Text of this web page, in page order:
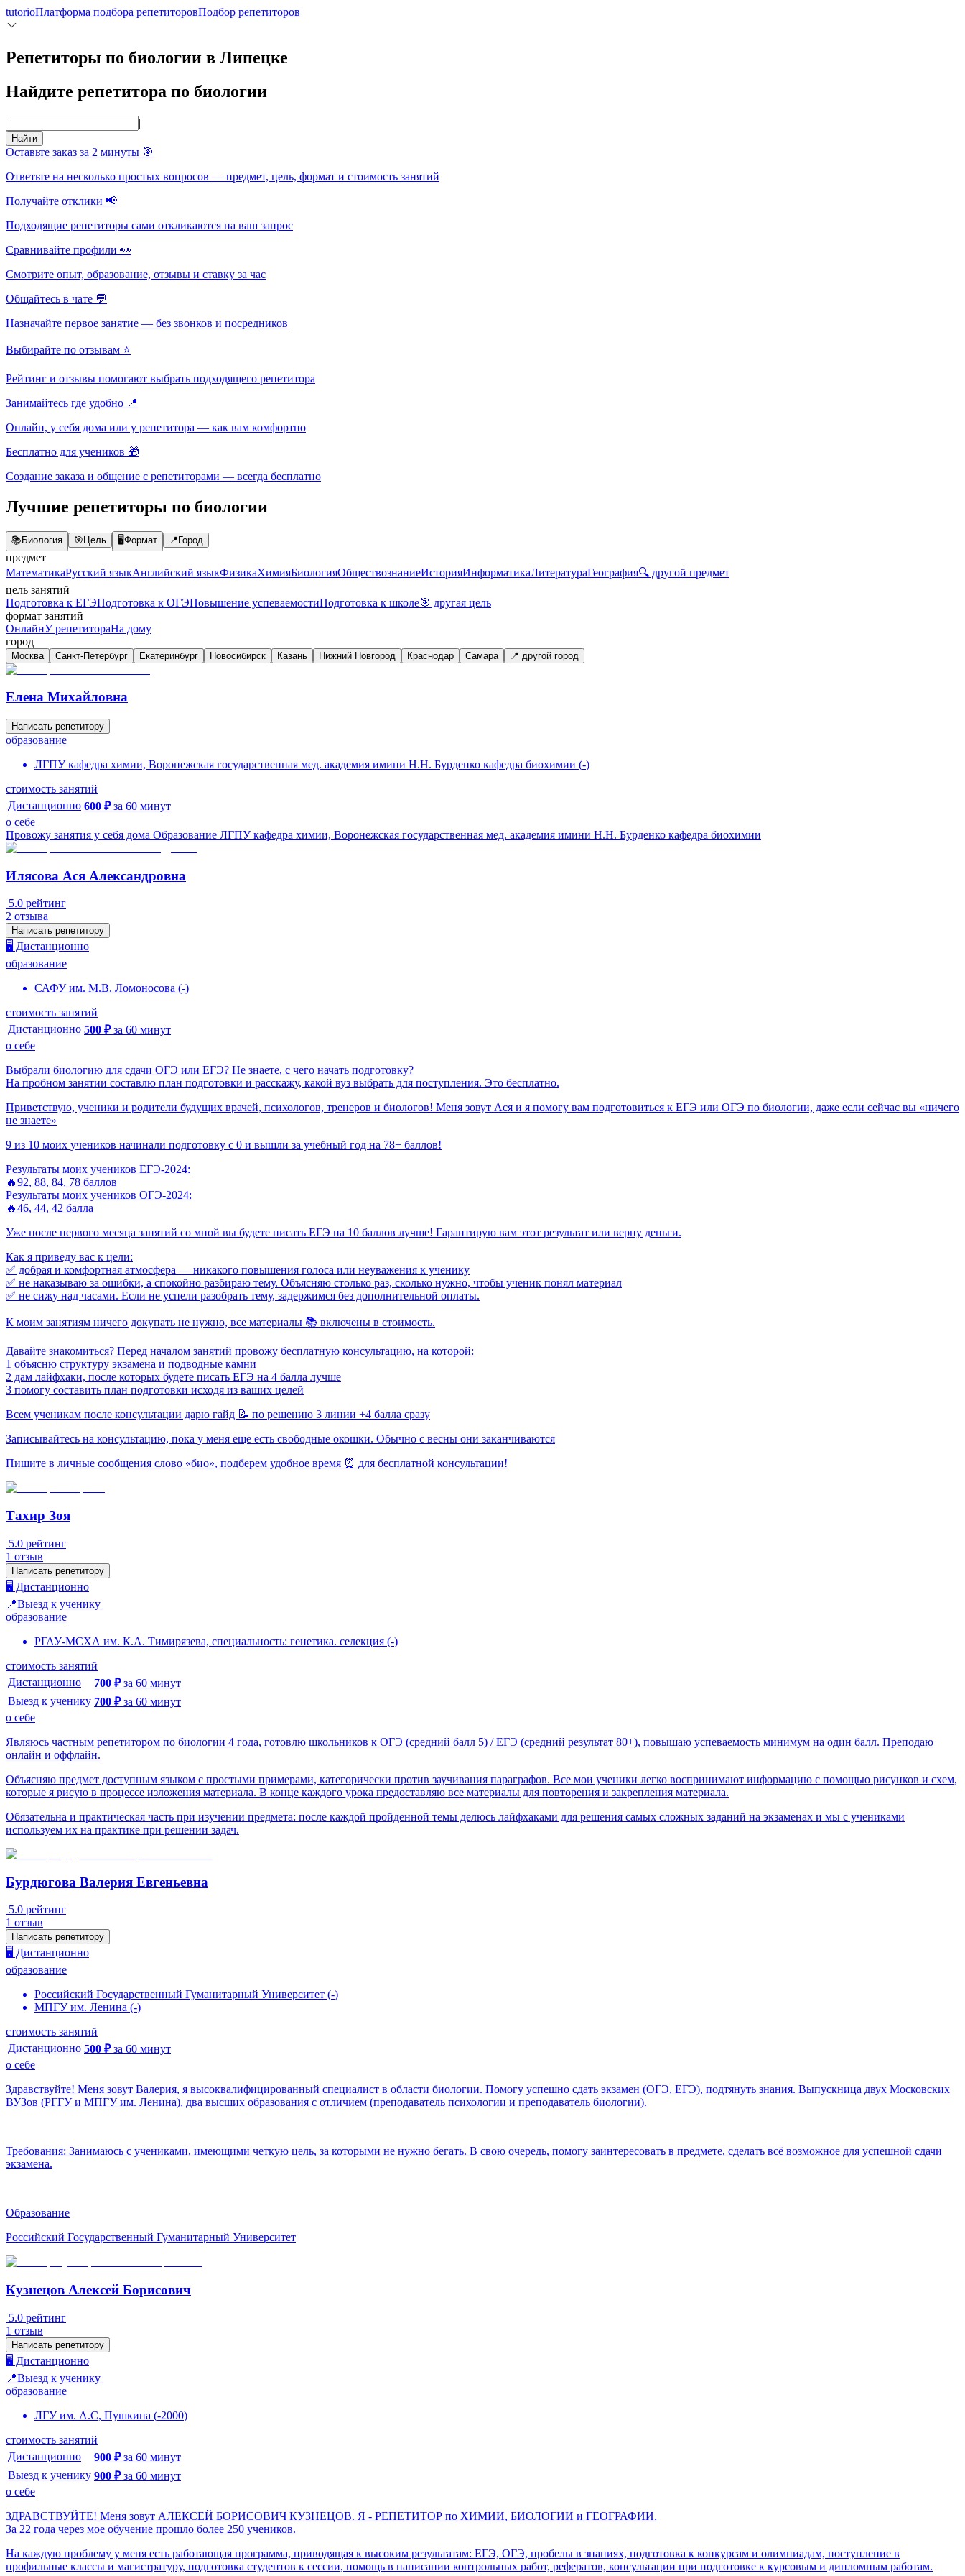
tutorioПлатформа подбора репетиторовПодбор репетиторов
Репетиторы по биологии в Липецке
Найдите репетитора по биологии
|
Найти
Оставьте заказ за 2 минуты 🎯
Ответьте на несколько простых вопросов — предмет, цель, формат и стоимость занятий
Получайте отклики 📢
Подходящие репетиторы сами откликаются на ваш запрос
Сравнивайте профили 👀
Смотрите опыт, образование, отзывы и ставку за час
Общайтесь в чате 💬
Назначайте первое занятие — без звонков и посредников
Выбирайте по отзывам ⭐
Рейтинг и отзывы помогают выбрать подходящего репетитора
Занимайтесь где удобно 📍
Онлайн, у себя дома или у репетитора — как вам комфортно
Бесплатно для учеников 🎁
Создание заказа и общение с репетиторами — всегда бесплатно
Лучшие репетиторы по биологии
📚Биология 🎯Цель 🖥️Формат 📍Город
предмет
МатематикаРусский языкАнглийский языкФизикаХимияБиологияОбществознаниеИсторияИнформатикаЛитератураГеография🔍 другой предмет
цель занятий
Подготовка к ЕГЭПодготовка к ОГЭПовышение успеваемостиПодготовка к школе🎯 другая цель
формат занятий
ОнлайнУ репетитораНа дому
город
Москва Санкт-Петербург Екатеринбург Новосибирск Казань Нижний Новгород Краснодар Самара 📍 другой город
Елена Михайловна
Написать репетитору
образование
ЛГПУ кафедра химии, Воронежская государственная мед. академия имини Н.Н. Бурденко кафедра биохимии (-)
стоимость занятий
Дистанционно 600 ₽ за 60 минут
о себе
Провожу занятия у себя дома Образование ЛГПУ кафедра химии, Воронежская государственная мед. академия имини Н.Н. Бурденко кафедра биохимии
Илясова Ася Александровна
5.0 рейтинг
2 отзыва
Написать репетитору
🖥️ Дистанционно
образование
САФУ им. М.В. Ломоносова (-)
стоимость занятий
Дистанционно 500 ₽ за 60 минут
о себе
Выбрали биологию для сдачи ОГЭ или ЕГЭ? Не знаете, с чего начать подготовку?
На пробном занятии составлю план подготовки и расскажу, какой вуз выбрать для поступления. Это бесплатно.
Приветствую, ученики и родители будущих врачей, психологов, тренеров и биологов! Меня зовут Ася и я помогу вам подготовиться к ЕГЭ или ОГЭ по биологии, даже если сейчас вы «ничего
не знаете»
9 из 10 моих учеников начинали подготовку с 0 и вышли за учебный год на 78+ баллов!
Результаты моих учеников ЕГЭ-2024:
🔥92, 88, 84, 78 баллов
Результаты моих учеников ОГЭ-2024:
🔥46, 44, 42 балла
Уже после первого месяца занятий со мной вы будете писать ЕГЭ на 10 баллов лучше! Гарантирую вам этот результат или верну деньги.
Как я приведу вас к цели:
✅ добрая и комфортная атмосфера — никакого повышения голоса или неуважения к ученику
✅ не наказываю за ошибки, а спокойно разбираю тему. Объясняю столько раз, сколько нужно, чтобы ученик понял материал
✅ не сижу над часами. Если не успели разобрать тему, задержимся без дополнительной оплаты.
К моим занятиям ничего докупать не нужно, все материалы 📚 включены в стоимость.
Давайте знакомиться? Перед началом занятий провожу бесплатную консультацию, на которой:
1 объясню структуру экзамена и подводные камни
2 дам лайфхаки, после которых будете писать ЕГЭ на 4 балла лучше
3 помогу составить план подготовки исходя из ваших целей
Всем ученикам после консультации дарю гайд 📝 по решению 3 линии +4 балла сразу
Записывайтесь на консультацию, пока у меня еще есть свободные окошки. Обычно с весны они заканчиваются
Пишите в личные сообщения слово «био», подберем удобное время ⏰ для бесплатной консультации!
Тахир Зоя
5.0 рейтинг
1 отзыв
Написать репетитору
🖥️ Дистанционно
📍Выезд к ученику
образование
РГАУ-МСХА им. К.А. Тимирязева, специальность: генетика. селекция (-)
стоимость занятий
Дистанционно
700 ₽ за 60 минут
Выезд к ученику 700 ₽ за 60 минут
о себе
Являюсь частным репетитором по биологии 4 года, готовлю школьников к ОГЭ (средний балл 5) / ЕГЭ (средний результат 80+), повышаю успеваемость минимум на один балл. Преподаю
онлайн и оффлайн.
Объясняю предмет доступным языком с простыми примерами, категорически против заучивания параграфов. Все мои ученики легко воспринимают информацию с помощью рисунков и схем,
которые я рисую в процессе изложения материала. В конце каждого урока предоставляю все материалы для повторения и закрепления материала.
Обязательна и практическая часть при изучении предмета: после каждой пройденной темы делюсь лайфхаками для решения самых сложных заданий на экзаменах и мы с учениками
используем их на практике при решении задач.
Бурдюгова Валерия Евгеньевна
5.0 рейтинг
1 отзыв
Написать репетитору
🖥️ Дистанционно
образование
Российский Государственный Гуманитарный Университет (-)
МПГУ им. Ленина (-)
стоимость занятий
Дистанционно 500 ₽ за 60 минут
о себе
Здравствуйте! Меня зовут Валерия, я высоквалифицированный специалист в области биологии. Помогу успешно сдать экзамен (ОГЭ, ЕГЭ), подтянуть знания. Выпускница двух Московских
ВУЗов (РГГУ и МПГУ им. Ленина), два высших образования с отличием (преподаватель психологии и преподаватель биологии).
Требования: Занимаюсь с учениками, имеющими четкую цель, за которыми не нужно бегать. В свою очередь, помогу заинтересовать в предмете, сделать всё возможное для успешной сдачи
экзамена.
Образование
Российский Государственный Гуманитарный Университет
Кузнецов Алексей Борисович
5.0 рейтинг
1 отзыв
Написать репетитору
🖥️ Дистанционно
📍Выезд к ученику
образование
ЛГУ им. А.С, Пушкина (-2000)
стоимость занятий
Дистанционно
900 ₽ за 60 минут
Выезд к ученику 900 ₽ за 60 минут
о себе
ЗДРАВСТВУЙТЕ! Меня зовут АЛЕКСЕЙ БОРИСОВИЧ КУЗНЕЦОВ. Я - РЕПЕТИТОР по ХИМИИ, БИОЛОГИИ и ГЕОГРАФИИ.
За 22 года через мое обучение прошло более 250 учеников.
На каждую проблему у меня есть работающая программа, приводящая к высоким результатам: ЕГЭ, ОГЭ, пробелы в знаниях, подготовка к конкурсам и олимпиадам, поступление в
профильные классы и магистратуру, подготовка студентов к сессии, помощь в написании контрольных работ, рефератов, консультации при подготовке к курсовым и дипломным работам.